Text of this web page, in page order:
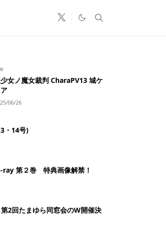
女ノ魔女裁判 CharaPV13 城ケ
06/26
・14号)
ray 第２巻 特典画像解禁！
2回たまゆら同窓会のW開催決